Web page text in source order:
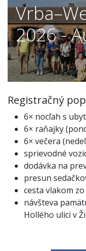
2026 -
Registračný
6× nocľah s
6× raňajky
6× večera
sprievodné
dodávka na
presun
cesta vlakom
návšteva
Hollého ulici v